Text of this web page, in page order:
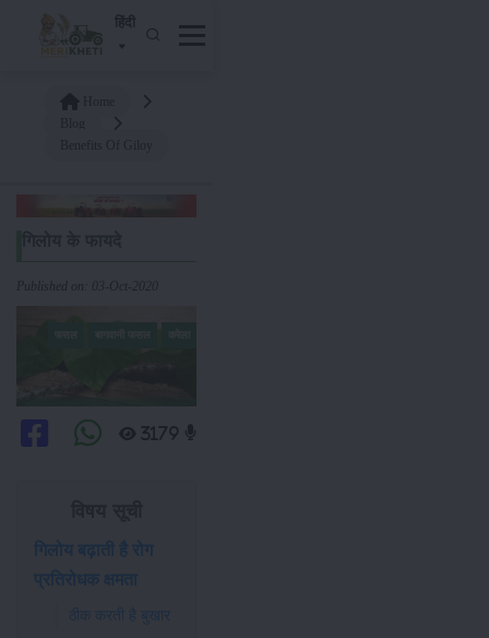
हिंदी
Published on: 03-Oct-2020
3179
गिलोय बढ़ाती है रोग
प्रतिरोधक क्षमता
ठीक करती है बुखार